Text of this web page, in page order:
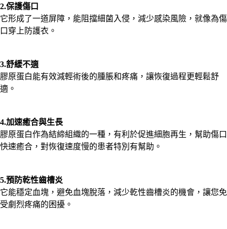
2.保護傷口
它形成了一道屏障，能阻擋細菌入侵，減少感染風險，就像為傷
口穿上防護衣。
3.舒緩不適
膠原蛋白能有效減輕術後的腫脹和疼痛，讓恢復過程更輕鬆舒
適。
4.加速癒合與生長
膠原蛋白作為結締組織的一種，有利於促進細胞再生，幫助傷口
快速癒合，對恢復速度慢的患者特別有幫助。
5.預防乾性齒槽炎
它能穩定血塊，避免血塊脫落，減少乾性齒槽炎的機會，讓您免
受劇烈疼痛的困擾。